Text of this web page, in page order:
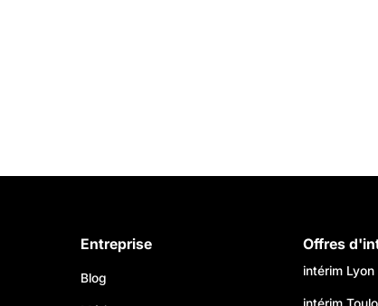
Entreprise
Blog
Offres
intérim Lyon